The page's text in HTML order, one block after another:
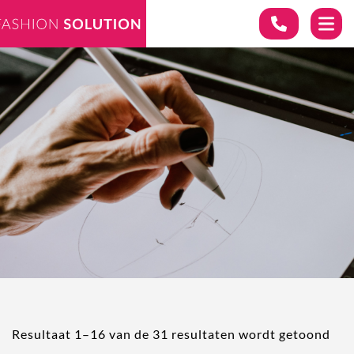
Resultaat 1–16 van de 31 resultaten wordt getoond